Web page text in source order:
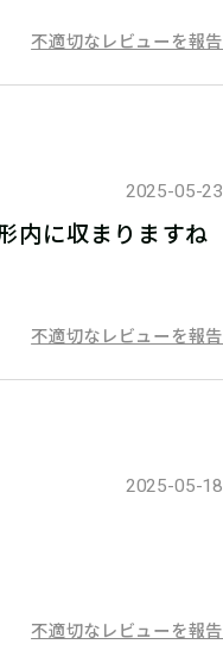
不適切なレビューを報告
2025-05-23
内に収まりますね
不適切なレビューを報告
2025-05-18
不適切なレビューを報告